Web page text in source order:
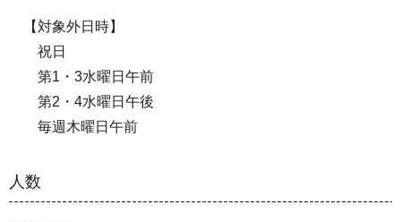
【対象外日時】
祝日
第1・3水曜日午前
第2・4水曜日午後
毎週木曜日午前
人数